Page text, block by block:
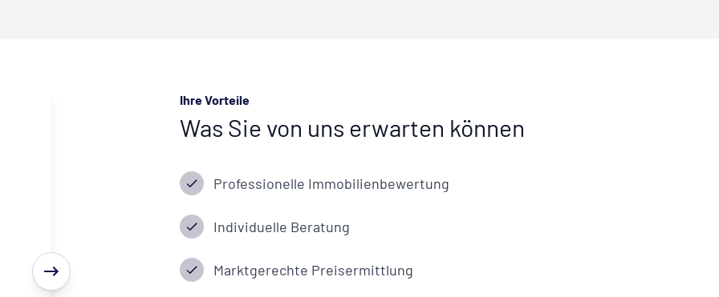
Ihre Vorteile
Was Sie von uns erwarten können
Professionelle Immobilienbewertung
Individuelle Beratung
Marktgerechte Preisermittlung